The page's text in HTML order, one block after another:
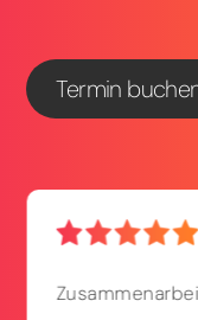
Termin